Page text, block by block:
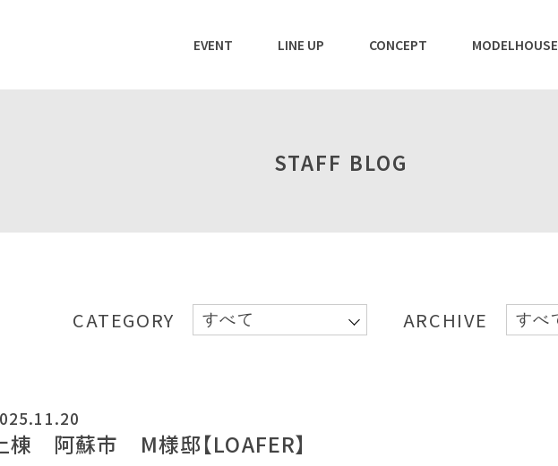
EVENT LINE UP CONCEPT MODELHOUSE
STAFF BLOG
CATEGORY ARCHIVE
棟 阿蘇市 M様邸【LOAFER】